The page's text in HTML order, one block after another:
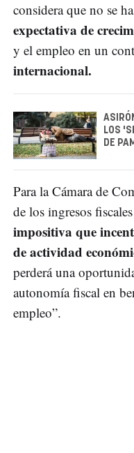
considera que no se
expectativa de
y el empleo en un
internacional.
LOS
DE
Para la Cámara de
de los ingresos fiscales
impositiva que
de actividad
perderá una
autonomía fiscal en
empleo”.